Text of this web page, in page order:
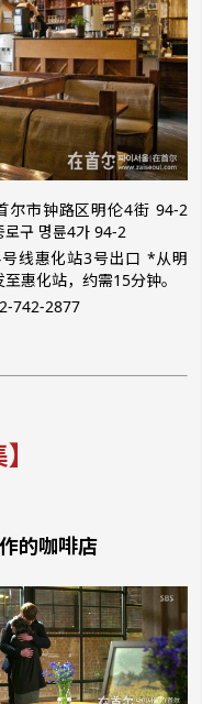
尔市钟路区明伦4街 94-2
로구 명륜4가 94-2
线惠化站3号出口 *从明
惠化站，约需15分钟。
742-2877
的咖啡店